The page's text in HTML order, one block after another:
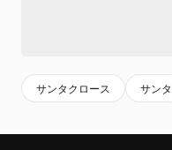
サンタクロース サンタ